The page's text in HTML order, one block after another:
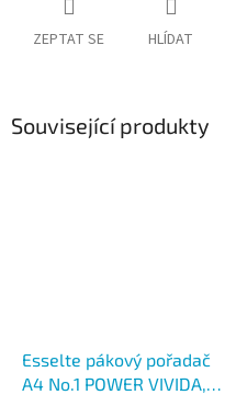
ZEPTAT SE HLÍDAT
Související produkty
Esselte pákový pořadač
A4 No.1 POWER VIVIDA,